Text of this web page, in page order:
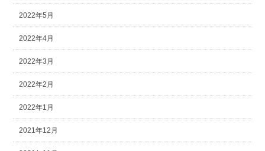
2022年5月
2022年4月
2022年3月
2022年2月
2022年1月
2021年12月